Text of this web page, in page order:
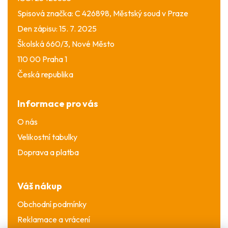
Spisová značka: C 426898, Městský soud v Praze
Den zápisu: 15. 7. 2025
Školská 660/3, Nové Město
110 00 Praha 1
Česká republika
Informace pro vás
O nás
Velikostní tabulky
Doprava a platba
Váš nákup
Obchodní podmínky
Reklamace a vrácení